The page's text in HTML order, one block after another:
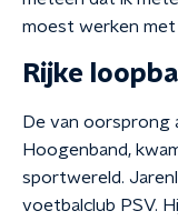
moest werken met
Rijke
De van oorsprong
Hoogenband,
sportwereld.
voetbalclub PSV.